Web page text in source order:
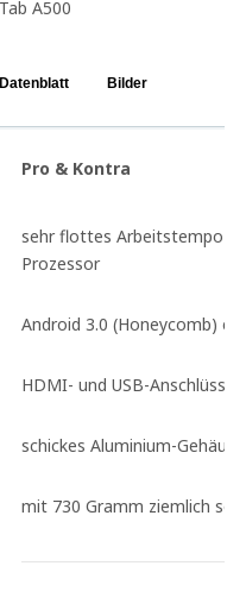
Datenblatt
Bilder
Pro & Kontra
sehr flottes Arbeitstempo
Prozessor
Android 3.0 (Honeycomb)
HDMI- und USB-Anschlüsse
schickes Aluminium-Gehäuse
mit 730 Gramm ziemlich